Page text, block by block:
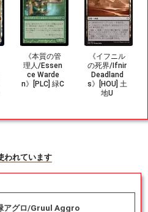
《本質の管
理人/Essen
ce Warde
n》[PLC] 緑C
《イフニル
の死界/Ifnir
Deadland
s》[HOU] 土
地U
われています
アグロ/Gruul Aggro